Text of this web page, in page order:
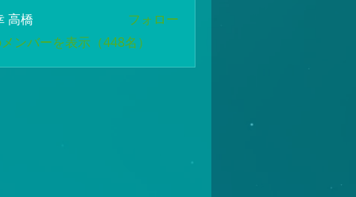
高橋
フォロー
ンバーを表示（448名）